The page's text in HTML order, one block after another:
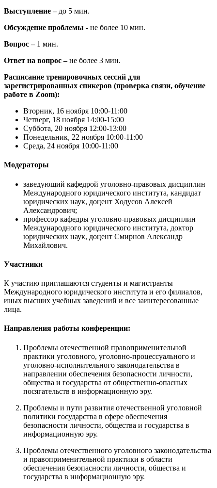
Выступление – до 5 мин.
Обсуждение проблемы - не более 10 мин.
Вопрос – 1 мин.
Ответ на вопрос –не более 3 мин.
Расписание тренировочных сессий для
зарегистрированных спикеров (проверка связи, обучение
работе в Zoom):
Вторник, 16 ноября 10:00-11:00
Четверг, 18 ноября 14:00-15:00
Суббота, 20 ноября 12:00-13:00
Понедельник, 22 ноября 10:00-11:00
Среда, 24 ноября 10:00-11:00
Модераторы
заведующий кафедрой уголовно-правовых дисциплин
Международного юридического института, кандидат
юридических наук, доцент Ходусов Алексей
Александрович;
профессор кафедры уголовно-правовых дисциплин
Международного юридического института, доктор
юридических наук, доцент Смирнов Александр
Михайлович.
Участники
К участию приглашаются студенты и магистранты
Международного юридического института и его филиалов,
иных высших учебных заведений и все заинтересованные
лица.
Направления работы конференции:
Проблемы отечественной правоприменительной
практики уголовного, уголовно-процессуального и
уголовно-исполнительного законодательства в
направлении обеспечения безопасности личности,
общества и государства от общественно-опасных
посягательств в информационную эру.
Проблемы и пути развития отечественной уголовной
политики государства в сфере обеспечения
безопасности личности, общества и государства в
информационную эру.
Проблемы отечественного уголовного законодательства
и правоприменительной практики в области
обеспечения безопасности личности, общества и
государства в информационную эру.